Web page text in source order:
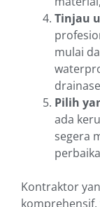
Tinjau
mulai
Pilih
ada
segera
Kontraktor